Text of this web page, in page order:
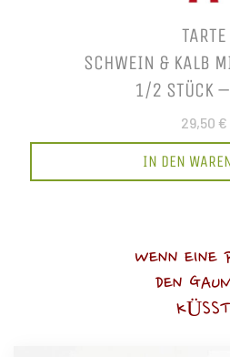
TARTE
SCHWEIN & KALB
1/2 STÜCK
29,50 €
IN DEN
WENN
DEN
KÜSST